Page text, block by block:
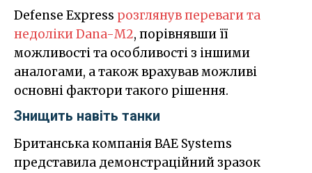
Defense Express розглянув переваги та
недоліки Dana-М2, порівнявши її
можливості та особливості з іншими
аналогами, а також врахував можливі
основні фактори такого рішення.
Знищить навіть танки
Британська компанія BAE Systems
представила демонстраційний зразок